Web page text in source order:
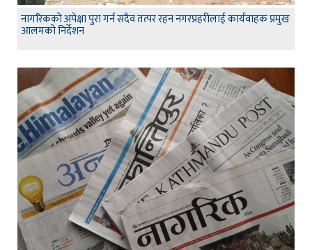
नागरिकको अपेक्षा पुरा गर्न सदैव तत्पर रहन नगरप्रहरीलाई कार्यवाहक प्रमुख
आलमको निर्देशन